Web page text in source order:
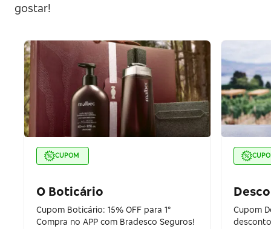
gostar!
CUPOM
O Boticário
Cupom Boticário: 15% OFF para 1°
Compra no APP com Bradesco Seguros!
Cupom